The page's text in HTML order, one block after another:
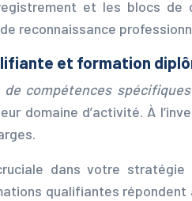
et les blocs de
reconnaissance
et formation
de compétences spécifiques
domaine d’activité. À
dans votre
qualifiantes